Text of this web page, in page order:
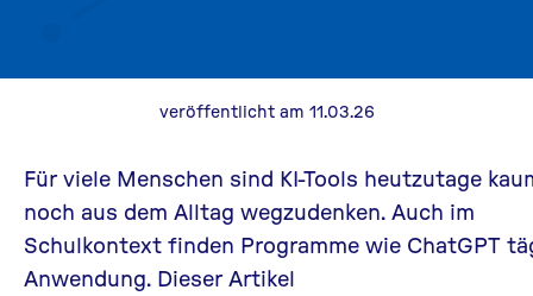
veröffentlicht am 11.03.26
Für viele Menschen sind KI-Tools heutzutage
noch aus dem Alltag wegzudenken. Auch im
Schulkontext finden Programme wie ChatGPT
Anwendung. Dieser Artikel